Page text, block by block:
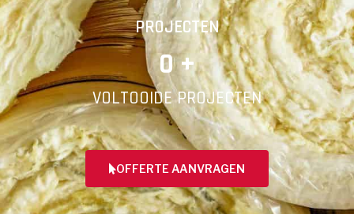
PROJECTEN
0 +
VOLTOOIDE PROJECTEN
OFFERTE AANVRAGEN